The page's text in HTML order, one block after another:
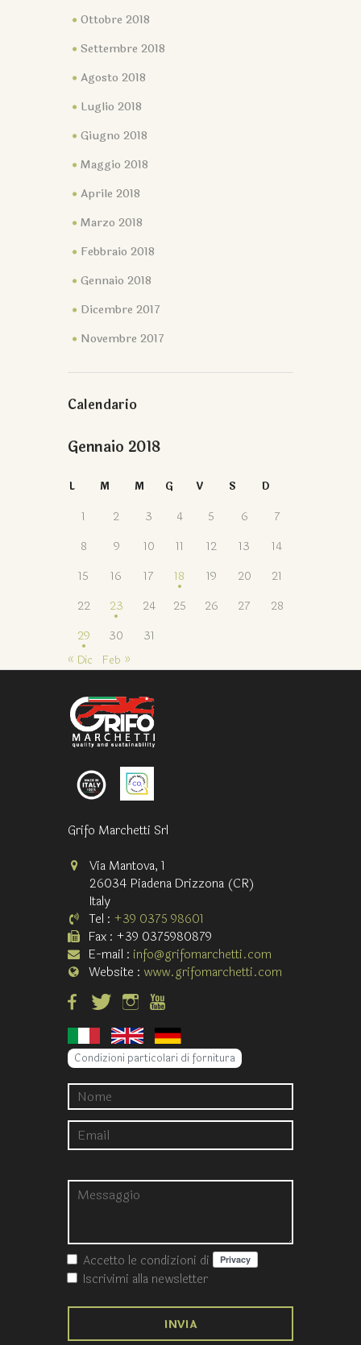
Ottobre 2018
Settembre 2018
Agosto 2018
Luglio 2018
Giugno 2018
Maggio 2018
Aprile 2018
Marzo 2018
Febbraio 2018
Gennaio 2018
Dicembre 2017
Novembre 2017
Calendario
Gennaio 2018
L M M G V S D
1 2 3 4 5 6
7
8
9 10 11 12 13
14
15
16 17 18 19 20
21
22
23 24 25 26 27
28
29
30
31
« Dic
Feb »
Grifo Marchetti Srl
Via Mantova, 1
26034 Piadena Drizzona (CR)
Italy
Tel : +39 0375 98601
Fax : +39 0375980879
E-mail : info@grifomarchetti.com
Website : www.grifomarchetti.com
Condizioni particolari di fornitura
Accetto le condizioni di
Iscrivimi alla newsletter